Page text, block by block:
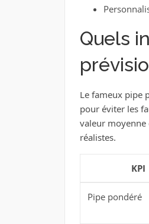
Quels
Le fameux pipe
pour éviter les
valeur moyenne
réalistes.
KPI
Pipe pondéré